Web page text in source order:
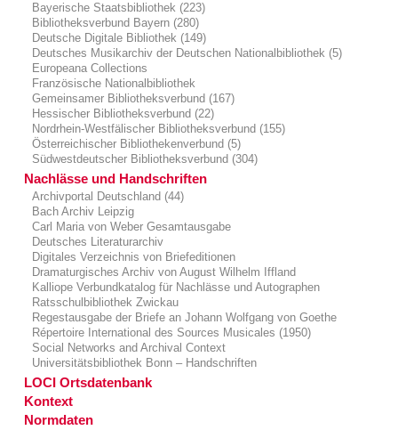
Bayerische Staatsbibliothek (223)
Bibliotheksverbund Bayern (280)
Deutsche Digitale Bibliothek (149)
Deutsches Musikarchiv der Deutschen Nationalbibliothek (5)
Europeana Collections
Französische Nationalbibliothek
Gemeinsamer Bibliotheksverbund (167)
Hessischer Bibliotheksverbund (22)
Nordrhein-Westfälischer Bibliotheksverbund (155)
Österreichischer Bibliothekenverbund (5)
Südwestdeutscher Bibliotheksverbund (304)
Nachlässe und Handschriften
Archivportal Deutschland (44)
Bach Archiv Leipzig
Carl Maria von Weber Gesamtausgabe
Deutsches Literaturarchiv
Digitales Verzeichnis von Briefeditionen
Dramaturgisches Archiv von August Wilhelm Iffland
Kalliope Verbundkatalog für Nachlässe und Autographen
Ratsschulbibliothek Zwickau
Regestausgabe der Briefe an Johann Wolfgang von Goethe
Répertoire International des Sources Musicales (1950)
Social Networks and Archival Context
Universitätsbibliothek Bonn – Handschriften
LOCI Ortsdatenbank
Kontext
Normdaten